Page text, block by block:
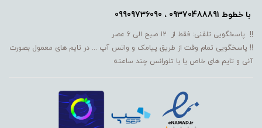
با خطوط 09370488891 ، 09909736090
!! پاسخگویی تلفنی: فقط از 12 صبح الی 6 عصر
!! پاسخگویی تمام وقت از طریق پیامک و واتس آپ ... در تایم های معمول بصورت
آنی و تایم های خاص یا با تلورانس چند ساعته